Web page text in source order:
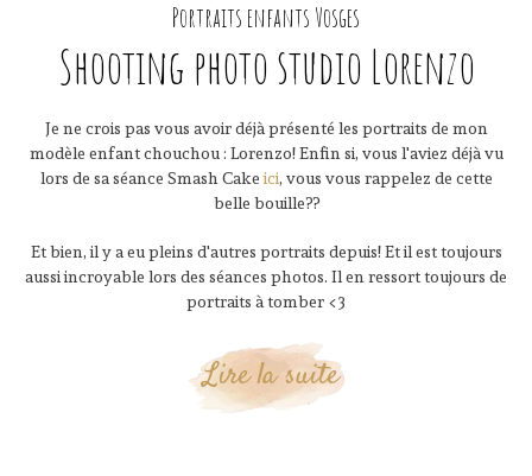
Portraits enfants Vosges
Shooting photo studio Lorenzo
Je ne crois pas vous avoir déjà présenté les portraits de mon
modèle enfant chouchou : Lorenzo! Enfin si, vous l'aviez déjà vu
lors de sa séance Smash Cakeici, vous vous rappelez de cette
belle bouille??
Et bien, il y a eu pleins d'autres portraits depuis! Et il est toujours
aussi incroyable lors des séances photos. Il en ressort toujours de
portraits à tomber <3
Lire la suite